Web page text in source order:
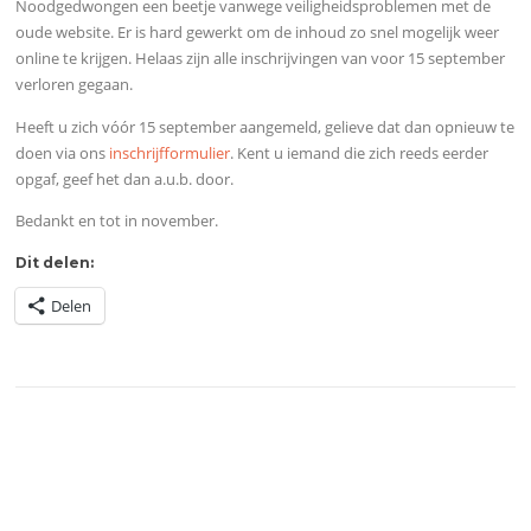
Noodgedwongen een beetje vanwege veiligheidsproblemen met de
oude website. Er is hard gewerkt om de inhoud zo snel mogelijk weer
online te krijgen. Helaas zijn alle inschrijvingen van voor 15 september
verloren gegaan.
Heeft u zich vóór 15 september aangemeld, gelieve dat dan opnieuw te
doen via ons inschrijfformulier. Kent u iemand die zich reeds eerder
opgaf, geef het dan a.u.b. door.
Bedankt en tot in november.
Dit delen:
Delen